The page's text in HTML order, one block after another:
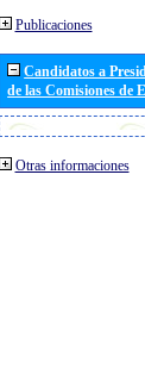
Publicaciones
Candidatos a
de las Comisiones de
Otras informaciones